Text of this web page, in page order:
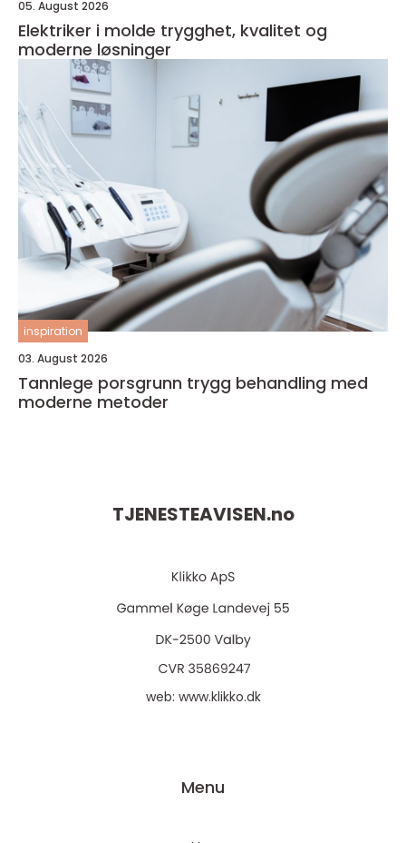
05. August 2026
Elektriker i molde trygghet, kvalitet og
moderne løsninger
inspiration
03. August 2026
Tannlege porsgrunn trygg behandling med
moderne metoder
TJENESTEAVISEN.no
web: www.klikko.dk
Menu